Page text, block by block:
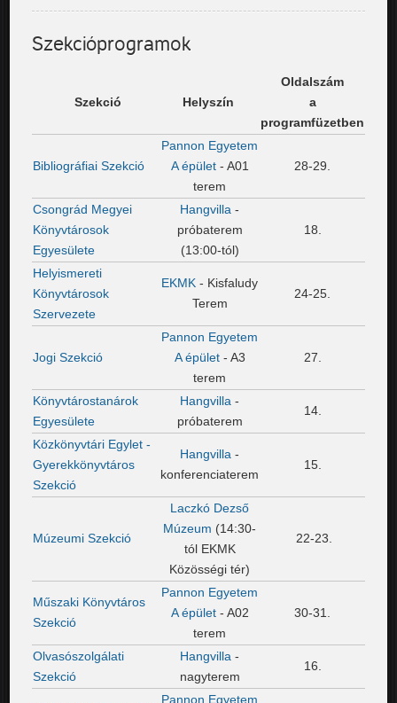
Szekcióprogramok
Szekció Helyszín
Oldalszám
a
programfüzetben
Bibliográfiai Szekció
Pannon Egyetem
A épület- A01
terem
28-29.
Csongrád Megyei
Könyvtárosok
Egyesülete
Hangvilla-
próbaterem
(13:00-tól)
18.
Helyismereti
Könyvtárosok
Szervezete
EKMK- Kisfaludy
Terem
24-25.
Jogi Szekció
Pannon Egyetem
A épület- A3
terem
27.
Könyvtárostanárok
Egyesülete
Hangvilla-
próbaterem
14.
Közkönyvtári Egylet -
Gyerekkönyvtáros
Szekció
Hangvilla-
konferenciaterem
15.
Múzeumi Szekció
Laczkó Dezső
Múzeum (14:30-
tól EKMK
Közösségi tér)
22-23.
Műszaki Könyvtáros
Szekció
Pannon Egyetem
A épület- A02
terem
30-31.
Olvasószolgálati
Szekció
Hangvilla-
nagyterem
16.
Pannon Egyetem